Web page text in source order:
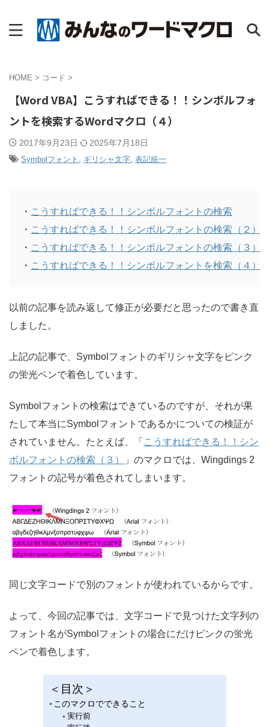
HOME > コード >
【Word VBA】こうすればできる！！シンボルフォ
ントを検索するWordマクロ（４）
2017年9月23日 2025年7月18日
Symbolフォント , ギリシャ文字, 表記統一
・ こうすればできる！！シンボルフォントの検索
・ こうすればできる！！シンボルフォントの検索（２）
・ こうすればできる！！シンボルフォントの検索（３）
・ こうすればできる！！シンボルフォントを検索（４）
以前の記事を読み返して修正が必要だと思ったので書き直
しました。
上記の記事で、Symbolフォントのギリシャ文字をピンク
の蛍光ペンで着色しています。
Symbolフォントの検索はできているのですが、それが果
たして本当にSymbolフォントであるかについての検証が
されていません。たとえば、「 こうすればできる！！シン
ボルフォントの検索（３）
」のマクロでは、Wingdings 2
フォントの記号が着色されてしまいます。
同じ文字コードで別のフォントが使われているからです。
よって、今回の記事では、文字コードで見つけた文字列の
フォント名がSymbolフォントの場合にだけピンクの蛍光
ペンで着色します。
＜目次＞
このマクロでできること
実行前